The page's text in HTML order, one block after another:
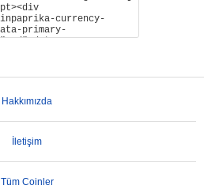
Hakkımızda
İletişim
Tüm Coinler